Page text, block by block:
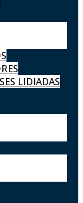
LIDIADAS